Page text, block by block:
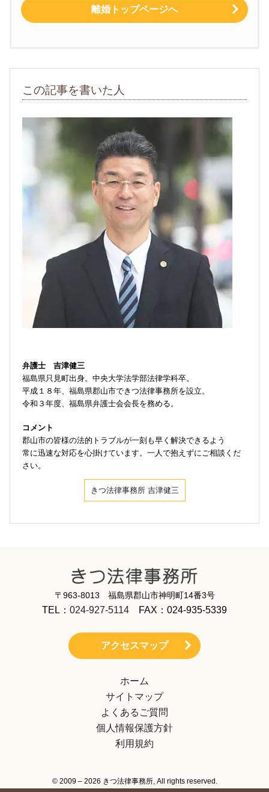
離婚トップページへ
この記事を書いた人
弁護士 吉津健三
福島県只見町出身。中央大学法学部法律学科卒。
平成１８年、福島県郡山市できつ法律事務所を設立。
令和３年度、福島県弁護士会会長を務める。
コメント
郡山市の皆様の法的トラブルが一刻も早く解決できるよう
常に迅速な対応を心掛けています。一人で抱えずにご相談くだ
さい。
きつ法律事務所 吉津健三
〒963-8013 福島県郡山市神明町14番3号
TEL： 024-927-5114 FAX：024-935-5339
アクセスマップ
ホーム
サイトマップ
よくあるご質問
個人情報保護方針
利用規約
© 2009 – 2026 きつ法律事務所, All rights reserved.